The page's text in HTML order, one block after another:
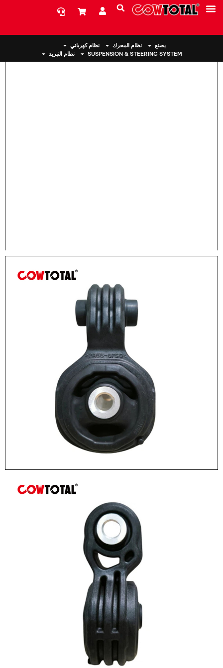
يصنع نظام المحرك
نظام كهربائي
SUSPENSION & STEERING SYSTEM
نظام التبريد
> حامل المحرك 50890-SNG-982 لهوندا